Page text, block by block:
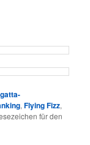
,Flying Fizz,
für den